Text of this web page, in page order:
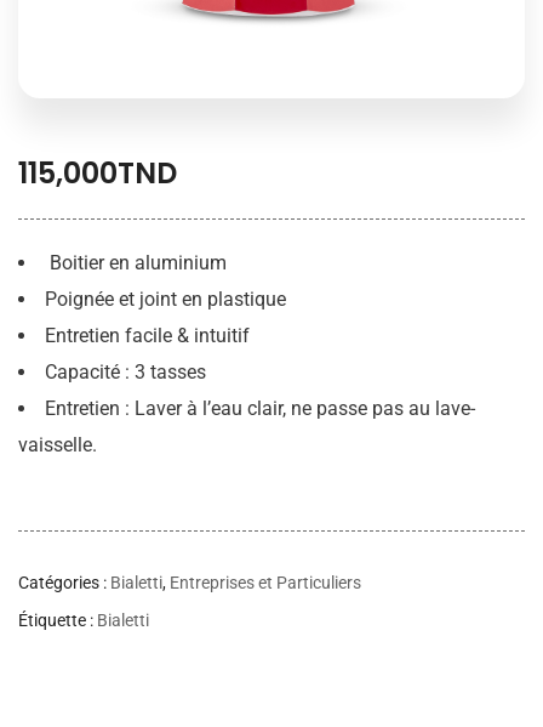
115,000TND
Boitier en aluminium
Poignée et joint en plastique
Entretien facile & intuitif
Capacité : 3 tasses
Entretien : Laver à l’eau clair, ne passe pas au lave-
vaisselle.
Catégories : Bialetti, Entreprises et Particuliers
Étiquette : Bialetti